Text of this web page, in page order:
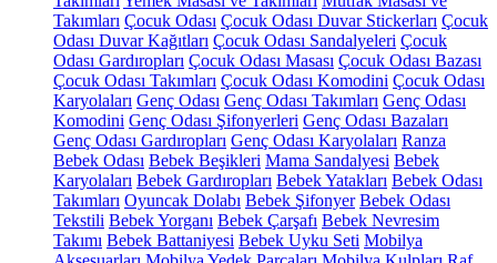
Takımları Çocuk Odası Çocuk Odası Duvar Stickerları Çocuk
Odası Duvar Kağıtları Çocuk Odası Sandalyeleri Çocuk
Odası Gardıropları Çocuk Odası Masası Çocuk Odası Bazası
Çocuk Odası Takımları Çocuk Odası Komodini Çocuk Odası
Karyolaları Genç Odası Genç Odası Takımları Genç Odası
Komodini Genç Odası Şifonyerleri Genç Odası Bazaları
Genç Odası Gardıropları Genç Odası Karyolaları Ranza
Bebek Odası Bebek Beşikleri Mama Sandalyesi Bebek
Karyolaları Bebek Gardıropları Bebek Yatakları Bebek Odası
Takımları Oyuncak Dolabı Bebek Şifonyer Bebek Odası
Tekstili Bebek Yorganı Bebek Çarşafı Bebek Nevresim
Takımı Bebek Battaniyesi Bebek Uyku Seti Mobilya